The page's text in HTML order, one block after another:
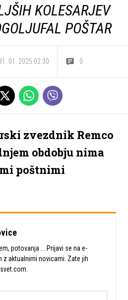
KOLESARJEV
POŠTAR
01. 2025 02.30 0
zvezdnik Remco
obdobju nima
poštnimi
potovanja ... Prijavi se na e-
z aktualnimi novicami. Zate jih